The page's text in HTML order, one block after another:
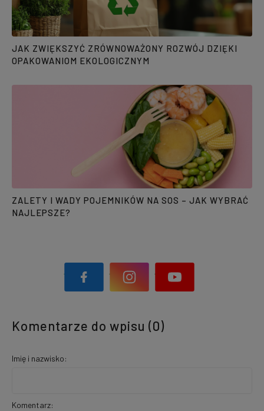
JAK ZWIĘKSZYĆ ZRÓWNOWAŻONY ROZWÓJ DZIĘKI
OPAKOWANIOM EKOLOGICZNYM
ZALETY I WADY POJEMNIKÓW NA SOS – JAK WYBRAĆ
NAJLEPSZE?
Komentarze do wpisu (0)
Imię i nazwisko:
Komentarz: